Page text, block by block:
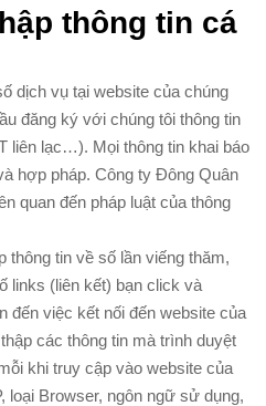
thông tin cá
dịch vụ tại website của chúng
đăng ký với chúng tôi thông tin
liên lạc…). Mọi thông tin khai báo
hợp pháp. Công ty Đông Quân
quan đến pháp luật của thông
thông tin về số lần viếng thăm,
links (liên kết) bạn click và
đến việc kết nối đến website của
các thông tin mà trình duyệt
khi truy cập vào website của
loại Browser, ngôn ngữ sử dụng,